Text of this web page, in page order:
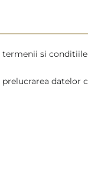
termenii si conditiile
prelucrarea datelor